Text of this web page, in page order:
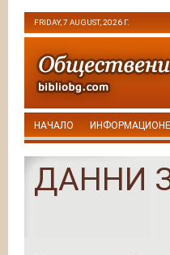
FRIDAY, 7 AUGUST, 2026 Г.
НАЧАЛО
ДАННИ